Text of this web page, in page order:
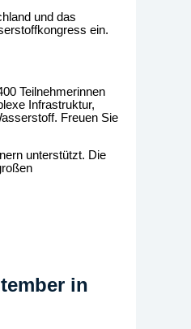
und das
ein.
Teilnehmerinnen
Infrastruktur,
Freuen Sie
unterstützt. Die
in